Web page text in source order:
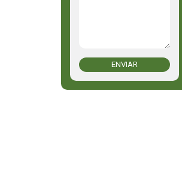
ENVIAR